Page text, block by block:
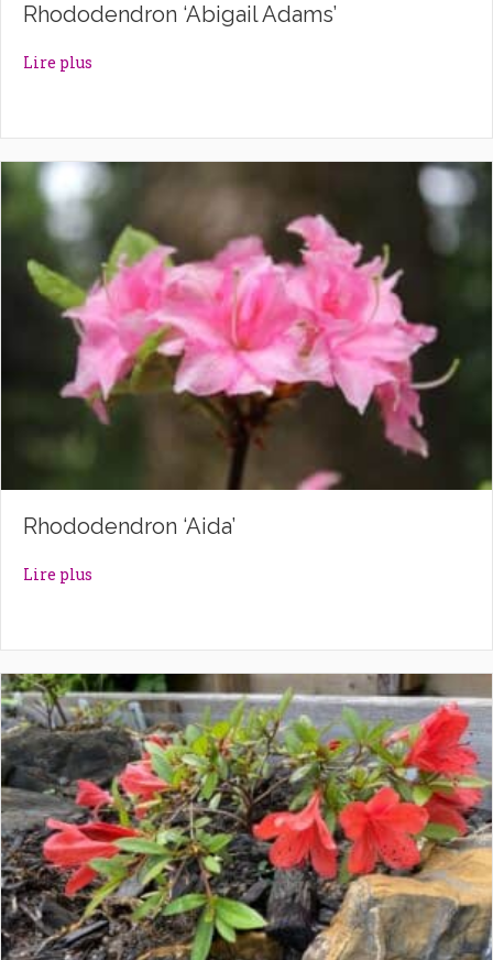
Rhododendron ‘Abigail Adams’
Lire plus
Rhododendron ‘Aida’
Lire plus